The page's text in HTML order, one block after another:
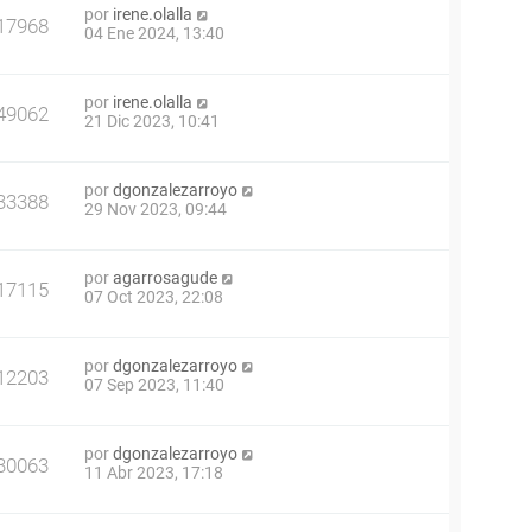
por irene.olalla
04 Ene 2024, 13:40
por irene.olalla
21 Dic 2023, 10:41
pordgonzalezarroyo
29 Nov 2023, 09:44
poragarrosagude
07 Oct 2023, 22:08
pordgonzalezarroyo
07 Sep 2023, 11:40
pordgonzalezarroyo
11 Abr 2023, 17:18